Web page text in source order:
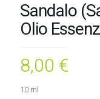
Sandalo
Olio
8,00 €
10 ml